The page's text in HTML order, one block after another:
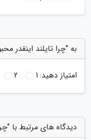
به "چرا تایلند اینقدر
امتیاز دهید:1
2
دیدگاه های مرتبط با